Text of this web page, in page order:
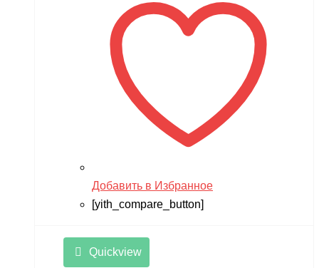
Добавить в Избранное
[yith_compare_button]
Quickview